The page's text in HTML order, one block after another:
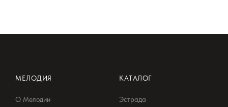
МЕЛОДИЯ
О Мелодии
КАТАЛОГ
Эстрада